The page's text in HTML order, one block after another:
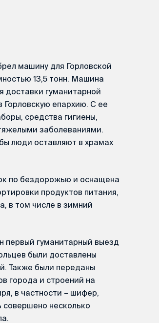
машину для Горловской
13,5 тонн. Машина
доставки гуманитарной
епархию. С ее
средства гигиены,
заболеваниями.
люди оставляют в храмах
по бездорожью и оснащена
продуктов питания,
в том числе в зимний
первый гуманитарный выезд
были доставлены
Также были переданы
города и строений на
в частности – шифер,
несколько